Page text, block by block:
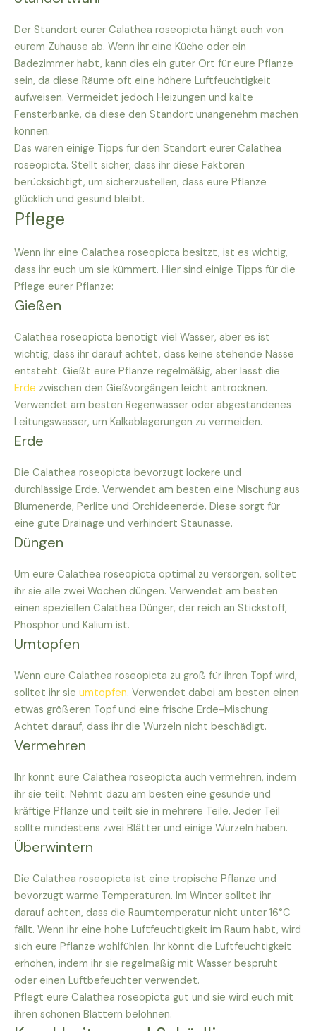
Der Standort eurer Calathea roseopicta hängt auch von
eurem Zuhause ab. Wenn ihr eine Küche oder ein
Badezimmer habt, kann dies ein guter Ort für eure Pflanze
sein, da diese Räume oft eine höhere Luftfeuchtigkeit
aufweisen. Vermeidet jedoch Heizungen und kalte
Fensterbänke, da diese den Standort unangenehm machen
können.
Das waren einige Tipps für den Standort eurer Calathea
roseopicta. Stellt sicher, dass ihr diese Faktoren
berücksichtigt, um sicherzustellen, dass eure Pflanze
glücklich und gesund bleibt.
Pflege
Wenn ihr eine Calathea roseopicta besitzt, ist es wichtig,
dass ihr euch um sie kümmert. Hier sind einige Tipps für die
Pflege eurer Pflanze:
Gießen
Calathea roseopicta benötigt viel Wasser, aber es ist
wichtig, dass ihr darauf achtet, dass keine stehende Nässe
entsteht. Gießt eure Pflanze regelmäßig, aber lasst die
Erde zwischen den Gießvorgängen leicht antrocknen.
Verwendet am besten Regenwasser oder abgestandenes
Leitungswasser, um Kalkablagerungen zu vermeiden.
Erde
Die Calathea roseopicta bevorzugt lockere und
durchlässige Erde. Verwendet am besten eine Mischung aus
Blumenerde, Perlite und Orchideenerde. Diese sorgt für
eine gute Drainage und verhindert Staunässe.
Düngen
Um eure Calathea roseopicta optimal zu versorgen, solltet
ihr sie alle zwei Wochen düngen. Verwendet am besten
einen speziellen Calathea Dünger, der reich an Stickstoff,
Phosphor und Kalium ist.
Umtopfen
Wenn eure Calathea roseopicta zu groß für ihren Topf wird,
solltet ihr sie umtopfen. Verwendet dabei am besten einen
etwas größeren Topf und eine frische Erde-Mischung.
Achtet darauf, dass ihr die Wurzeln nicht beschädigt.
Vermehren
Ihr könnt eure Calathea roseopicta auch vermehren, indem
ihr sie teilt. Nehmt dazu am besten eine gesunde und
kräftige Pflanze und teilt sie in mehrere Teile. Jeder Teil
sollte mindestens zwei Blätter und einige Wurzeln haben.
Überwintern
Die Calathea roseopicta ist eine tropische Pflanze und
bevorzugt warme Temperaturen. Im Winter solltet ihr
darauf achten, dass die Raumtemperatur nicht unter 16°C
fällt. Wenn ihr eine hohe Luftfeuchtigkeit im Raum habt, wird
sich eure Pflanze wohlfühlen. Ihr könnt die Luftfeuchtigkeit
erhöhen, indem ihr sie regelmäßig mit Wasser besprüht
oder einen Luftbefeuchter verwendet.
Pflegt eure Calathea roseopicta gut und sie wird euch mit
ihren schönen Blättern belohnen.